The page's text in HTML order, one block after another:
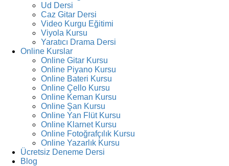
Ud Dersi
Caz Gitar Dersi
Video Kurgu Eğitimi
Viyola Kursu
Yaratıcı Drama Dersi
Online Kurslar
Online Gitar Kursu
Online Piyano Kursu
Online Bateri Kursu
Online Çello Kursu
Online Keman Kursu
Online Şan Kursu
Online Yan Flüt Kursu
Online Klarnet Kursu
Online Fotoğrafçılık Kursu
Online Yazarlık Kursu
Ücretsiz Deneme Dersi
Blog